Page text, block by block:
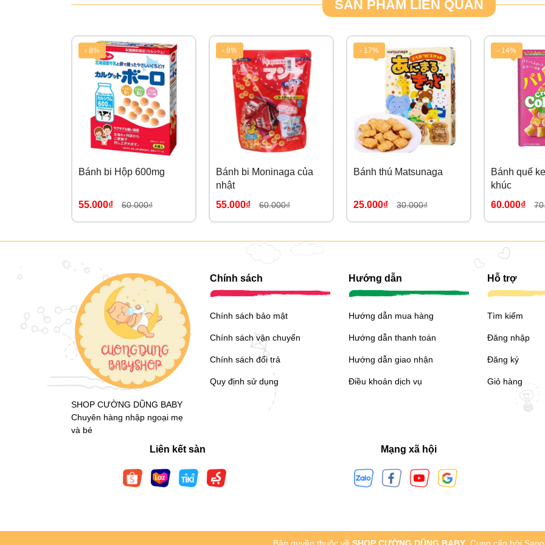
SẢN PHẨM LIÊN QUAN
- 8%
Bánh bi Hộp 600mg
55.000₫ 60.000₫
- 8%
Bánh bi Moninaga của
nhật
55.000₫
60.000₫
- 17%
Bánh thú Matsunaga
25.000₫ 30.000₫
- 14%
Bánh quế
khúc
60.000₫
SHOP CƯỜNG DŨNG BABY
Chuyên hàng nhập ngoại mẹ
và bé
Chính sách
Chính sách bảo mật
Chính sách vận chuyển
Chính sách đổi trả
Quy định sử dụng
Hướng dẫn
Hướng dẫn mua hàng
Hướng dẫn thanh toán
Hướng dẫn giao nhận
Điều khoản dịch vụ
Hỗ trợ
Tìm kiếm
Đăng nhập
Đăng ký
Giỏ hàng
Liên kết sàn Mạng xã hội